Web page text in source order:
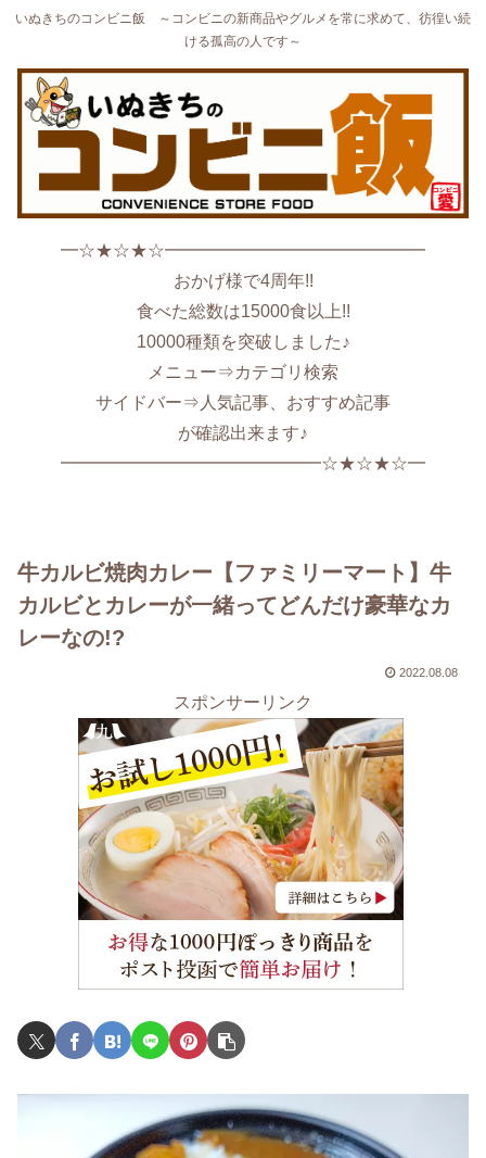
いぬきちのコンビニ飯 ～コンビニの新商品やグルメを常に求めて、彷徨い続
ける孤高の人です～
━☆★☆★☆━━━━━━━━━━━━━━━
おかげ様で4周年!!
食べた総数は15000食以上!!
10000種類を突破しました♪
メニュー⇒カテゴリ検索
サイドバー⇒人気記事、おすすめ記事
が確認出来ます♪
━━━━━━━━━━━━━━━☆★☆★☆━
牛カルビ焼肉カレー【ファミリーマート】牛
カルビとカレーが一緒ってどんだけ豪華なカ
レーなの!?
2022.08.08
スポンサーリンク